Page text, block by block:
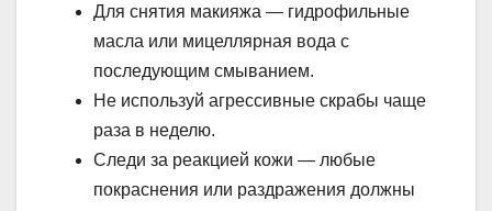
Для снятия макияжа — гидрофильные
масла или мицеллярная вода с
последующим смыванием.
Не используй агрессивные скрабы чаще
раза в неделю.
Следи за реакцией кожи — любые
покраснения или раздражения должны